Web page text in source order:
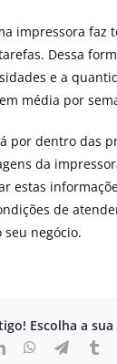
impressora faz
Dessa
e a
média por
por dentro das
da
estas
de
seu negócio.
Escolha a
LinkedInWhatsApp
Telegram